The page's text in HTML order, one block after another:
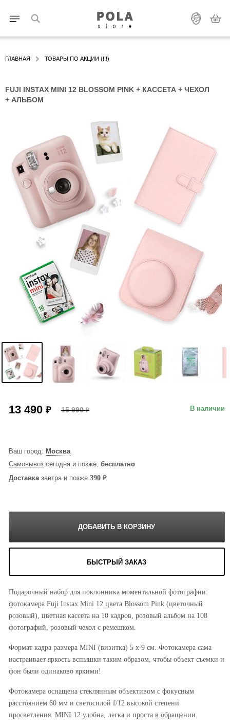
ГЛАВНАЯ ТОВАРЫ ПО АКЦИИ (!!!)
FUJI INSTAX MINI 12 BLOSSOM PINK + КАССЕТА + ЧЕХОЛ
+ АЛЬБОМ
В наличии
13 490 ₽ 15 990₽
Ваш город: Москва
Самовывозсегодня и позже, бесплатно
Доставказавтра и позже 390 ₽
БЫСТРЫЙ ЗАКАЗ
Подарочный набор для поклонника моментальной фотографии:
фотокамера Fuji Instax Mini 12 цвета Blossom Pink (цветочный
розовый), цветная кассета на 10 кадров, розовый альбом на 108
фотографий, розовый чехол с ремешком.
Формат кадра размера MINI (визитка) 5 х 9 см. Фотокамера сама
настраивает яркость вспышки таким образом, чтобы объект съемки и
фон были одинаково яркими!
Фотокамера оснащена стеклянным объективом с фокусным
расстоянием 60 мм и светосилой f/12 высокой степени
просветления. MINI 12 удобна, легка и проста в обращении.